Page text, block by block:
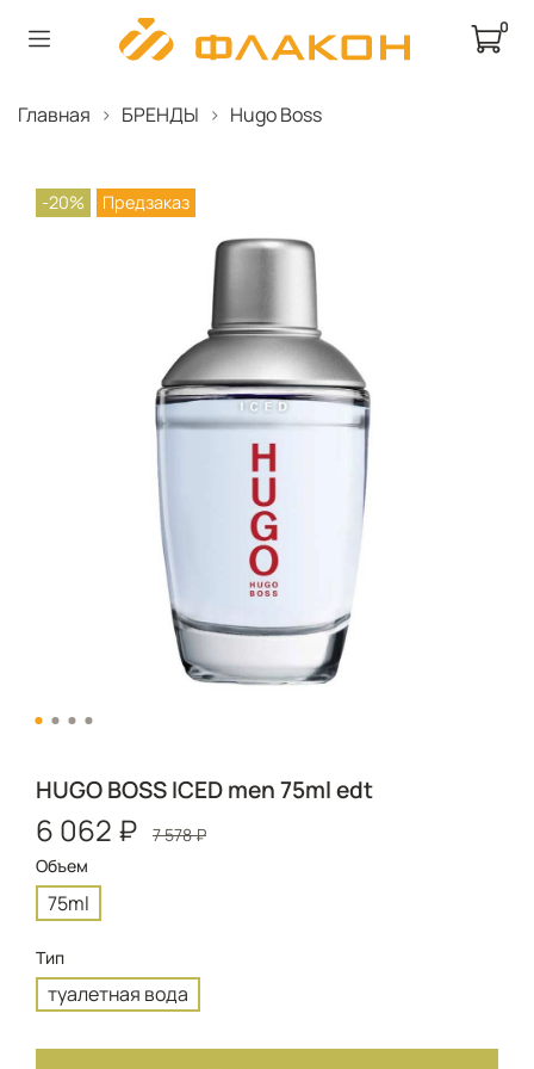
0
Главная БРЕНДЫ Hugo Boss
-20% Предзаказ
HUGO BOSS ICED men 75ml edt
6 062 ₽
7 578 ₽
Объем
75ml
Тип
туалетная вода